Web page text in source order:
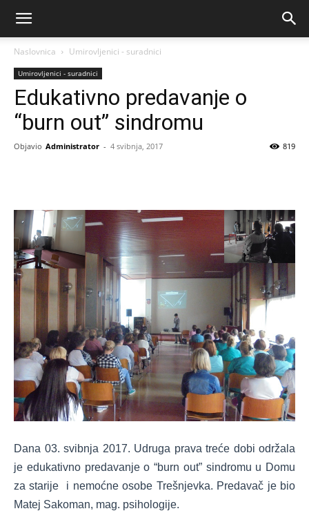
Naslovnica Umirovljenici - suradnici
Umirovljenici - suradnici
Edukativno predavanje o
“burn out” sindromu
Objavio Administrator - 4 svibnja, 2017 819
Dana 03. svibnja 2017. Udruga prava treće dobi održala
je edukativno predavanje o “burn out” sindromu u Domu
za starije i nemoćne osobe Trešnjevka. Predavač je bio
Matej Sakoman, mag. psihologije.